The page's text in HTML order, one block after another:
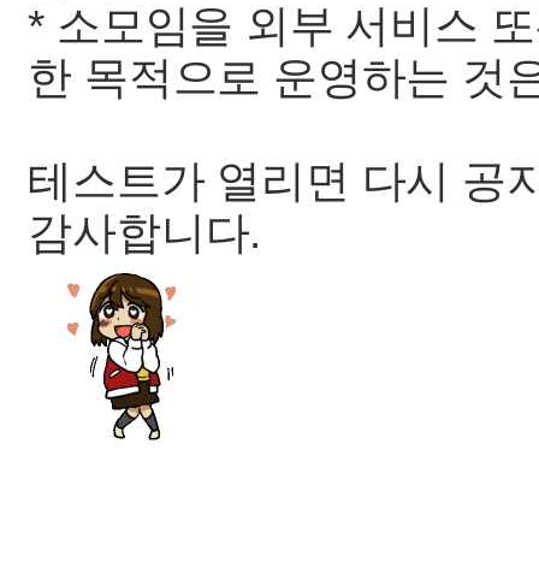
* 소모임을 외부 서비스
한 목적으로 운영하는 것
테스트가 열리면 다시 공
감사합니다.